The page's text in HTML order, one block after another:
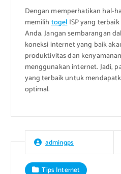
Dengan memperhatikan hal-
memilihtogelISP yang
Anda. Jangan sembarangan
koneksi internet yang baik
produktivitas dan
menggunakan internet. Jadi,
yang terbaik untuk
optimal.
admingps
Tips Internet